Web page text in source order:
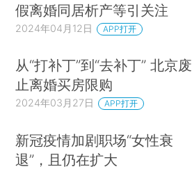
假离婚同居析产等引关注
2024年04月12日 APP打开
从“打补丁”到“去补丁” 北京废
止离婚买房限购
2024年03月27日 APP打开
新冠疫情加剧职场“女性衰
退”，且仍在扩大